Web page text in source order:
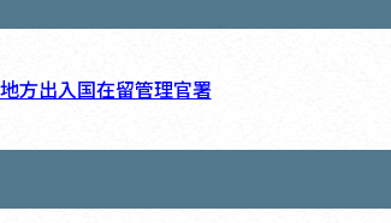
地方出入国在留管理官署